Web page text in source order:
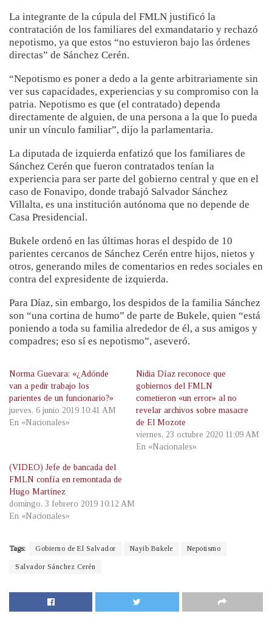
La integrante de la cúpula del FMLN justificó la
contratación de los familiares del exmandatario y rechazó
nepotismo, ya que estos “no estuvieron bajo las órdenes
directas” de Sánchez Cerén.
“Nepotismo es poner a dedo a la gente arbitrariamente sin
ver sus capacidades, experiencias y su compromiso con la
patria. Nepotismo es que (el contratado) dependa
directamente de alguien, de una persona a la que lo pueda
unir un vínculo familiar”, dijo la parlamentaria.
La diputada de izquierda enfatizó que los familiares de
Sánchez Cerén que fueron contratados tenían la
experiencia para ser parte del gobierno central y que en el
caso de Fonavipo, donde trabajó Salvador Sánchez
Villalta, es una institución autónoma que no depende de
Casa Presidencial.
Bukele ordenó en las últimas horas el despido de 10
parientes cercanos de Sánchez Cerén entre hijos, nietos y
otros, generando miles de comentarios en redes sociales en
contra del expresidente de izquierda.
Para Díaz, sin embargo, los despidos de la familia Sánchez
son “una cortina de humo” de parte de Bukele, quien “está
poniendo a toda su familia alrededor de él, a sus amigos y
compadres; eso sí es nepotismo”, aseveró.
Norma Guevara: «¿Adónde
van a pedir trabajo los
parientes de un funcionario?»
jueves, 6 junio 2019 10:41 AM
En «Nacionales»
Nidia Díaz reconoce que
gobiernos del FMLN
cometieron «un error» al no
revelar archivos sobre masacre
de El Mozote
viernes, 23 octubre 2020 11:09 AM
En «Nacionales»
(VIDEO) Jefe de bancada del
FMLN confía en remontada de
Hugo Martínez
domingo, 3 febrero 2019 10:12 AM
En «Nacionales»
Tags: Gobierno de El Salvador Nayib Bukele Nepotismo
Salvador Sánchez Cerén